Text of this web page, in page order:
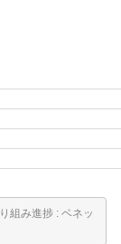
組み進捗 : ベネッ